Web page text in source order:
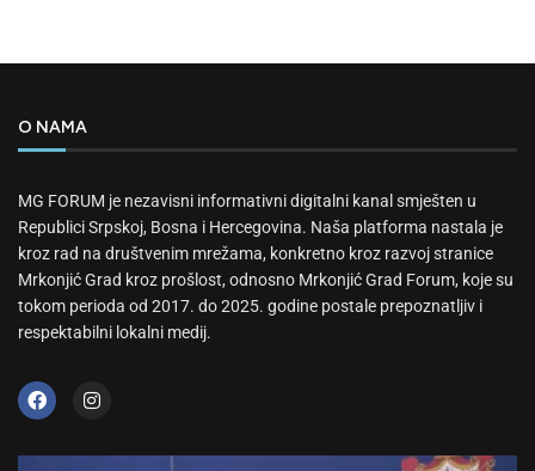
O NAMA
MG FORUM je nezavisni informativni digitalni kanal smješten u
Republici Srpskoj, Bosna i Hercegovina. Naša platforma nastala je
kroz rad na društvenim mrežama, konkretno kroz razvoj stranice
Mrkonjić Grad kroz prošlost, odnosno Mrkonjić Grad Forum, koje su
tokom perioda od 2017. do 2025. godine postale prepoznatljiv i
respektabilni lokalni medij.